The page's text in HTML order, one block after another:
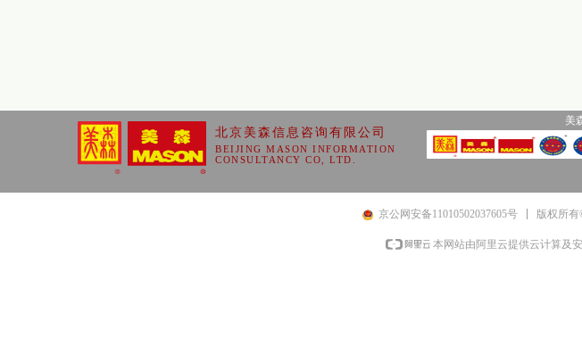
美
北京美森信息咨询有限公司
BEIJING MASON INFORMATION
CONSULTANCY CO, LTD.
京公网安备11010502037605号 版权所
本网站由阿里云提供云计算及